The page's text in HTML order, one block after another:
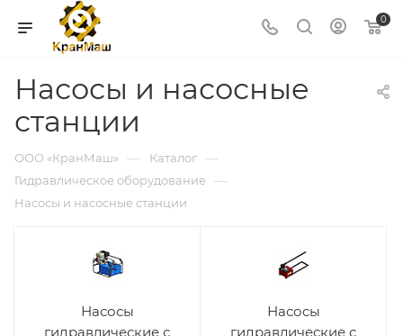
0
Насосы и насосные
станции
ООО «КранМаш» — Каталог —
Гидравлическое оборудование —
Насосы и насосные станции
Насосы
гидравлические с
Насосы
гидравлические с